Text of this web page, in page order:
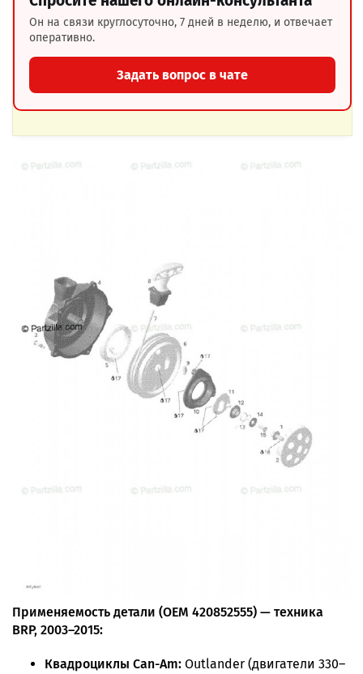
Он на связи круглосуточно, 7 дней в неделю, и отвечает
оперативно.
Задать вопрос в чате
Применяемость детали (OEM 420852555) — техника
BRP, 2003–2015:
Квадроциклы Can-Am: Outlander (двигатели 330–